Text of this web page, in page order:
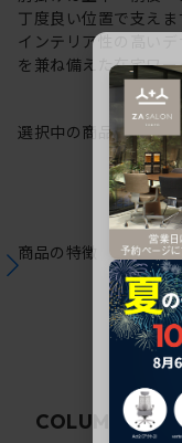
丁度良い位置で支えま
インテリア性の高い
を兼ね備えた在宅ワ
選択中の商品情報保証
商品の特徴
COLUMN関連